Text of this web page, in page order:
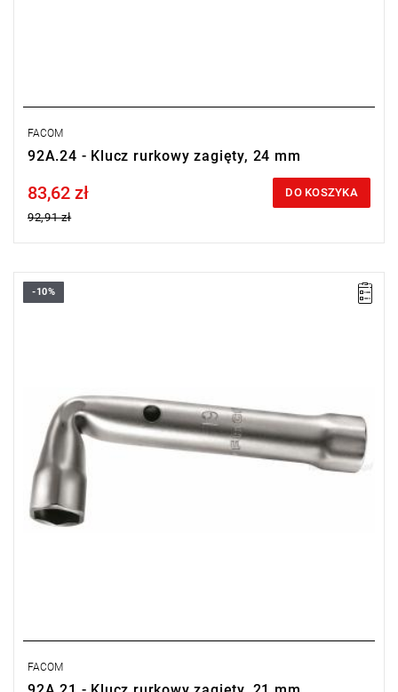
FACOM
92A.24 - Klucz rurkowy zagięty, 24 mm
Price tax included
83,62 zł
92,91 zł
DO KOSZYKA
Rozmiar: 21 mm,
-10%
FACOM